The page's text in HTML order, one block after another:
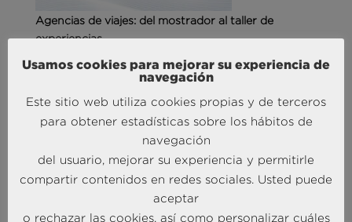
Agencias de viajes: del mostrador al taller de
experiencias
MÁS NOTICIAS SOBRE: CUSTOMER
EXPERIENCE
Usamos cookies para mejorar su experiencia de
navegación
Este sitio web utiliza cookies propias y de terceros
para obtener estadísticas sobre los hábitos de
navegación
del usuario, mejorar su experiencia y permitirle
compartir contenidos en redes sociales. Usted puede
aceptar
o rechazar las cookies, así como personalizar cuáles